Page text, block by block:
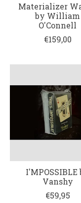
Materializer
by William
O'Connell
€159,00
I'MPOSSIBLE
Vanshy
€59,95